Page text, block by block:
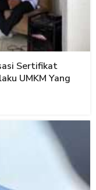
Sertifikat
UMKM Yang